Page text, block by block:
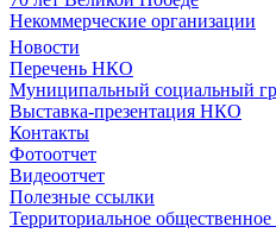
Некоммерческие организации
Новости
Перечень НКО
Муниципальный социальный
Выставка-презентация НКО
Контакты
Фотоотчет
Видеоотчет
Полезные ссылки
Территориальное